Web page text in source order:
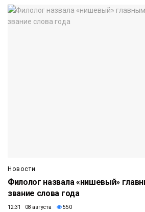
Новости
Филолог назвала «нишевый»
звание слова года
12:31 08 августа 550